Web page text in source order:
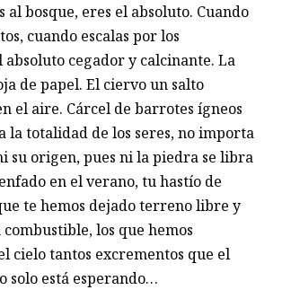
al bosque, eres el absoluto. Cuando
cuando escalas por los
cegador y calcinante. La
de papel. El ciervo un salto
el aire. Cárcel de barrotes ígneos
la totalidad de los seres, no importa
su origen, pues ni la piedra se libra
en el verano, tu hastío de
te hemos dejado terreno libre y
los que hemos
cielo tantos excrementos que el
solo está esperando…